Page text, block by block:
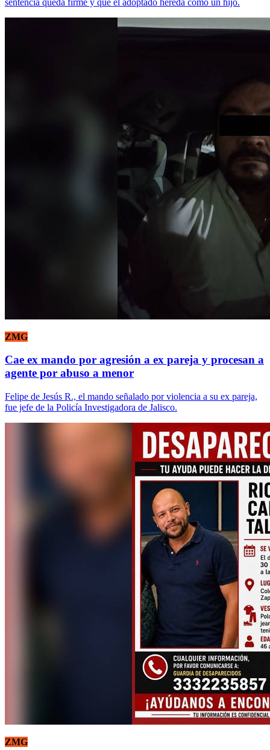
ZMG
Cae ex mando por agresión a ex pareja y procesan a
agente por abuso a menor
Felipe de Jesús R., el mando señalado por violencia a su ex pareja,
fue jefe de la Policía Investigadora de Jalisco.
ZMG